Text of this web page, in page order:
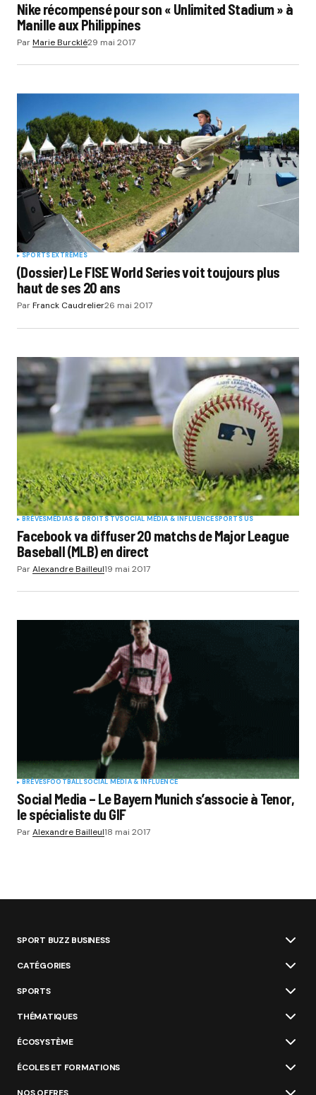
Nike récompensé pour son « Unlimited Stadium » à
Manille aux Philippines
ParMarie Burcklé29 mai 2017
SPORTS EXTRÊMES
(Dossier) Le FISE World Series voit toujours plus
haut de ses 20 ans
ParFranck Caudrelier26 mai 2017
BRÈVESMÉDIAS & DROITS TVSOCIAL MÉDIA & INFLUENCESPORTS US
Facebook va diffuser 20 matchs de Major League
Baseball (MLB) en direct
ParAlexandre Bailleul19 mai 2017
BRÈVESFOOTBALLSOCIAL MÉDIA & INFLUENCE
Social Media – Le Bayern Munich s’associe à Tenor,
le spécialiste du GIF
ParAlexandre Bailleul18 mai 2017
SPORT BUZZ BUSINESS
CATÉGORIES
SPORTS
THÉMATIQUES
ÉCOSYSTÈME
ÉCOLES ET FORMATIONS